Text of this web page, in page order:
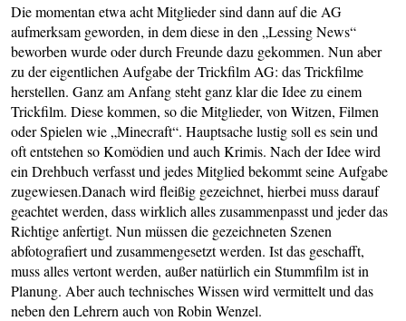
Die momentan etwa acht Mitglieder sind dann auf die AG
aufmerksam geworden, in dem diese in den „Lessing News“
beworben wurde oder durch Freunde dazu gekommen. Nun aber
zu der eigentlichen Aufgabe der Trickfilm AG: das Trickfilme
herstellen. Ganz am Anfang steht ganz klar die Idee zu einem
Trickfilm. Diese kommen, so die Mitglieder, von Witzen, Filmen
oder Spielen wie „Minecraft“. Hauptsache lustig soll es sein und
oft entstehen so Komödien und auch Krimis. Nach der Idee wird
ein Drehbuch verfasst und jedes Mitglied bekommt seine Aufgabe
zugewiesen.Danach wird fleißig gezeichnet, hierbei muss darauf
geachtet werden, dass wirklich alles zusammenpasst und jeder das
Richtige anfertigt. Nun müssen die gezeichneten Szenen
abfotografiert und zusammengesetzt werden. Ist das geschafft,
muss alles vertont werden, außer natürlich ein Stummfilm ist in
Planung. Aber auch technisches Wissen wird vermittelt und das
neben den Lehrern auch von Robin Wenzel.